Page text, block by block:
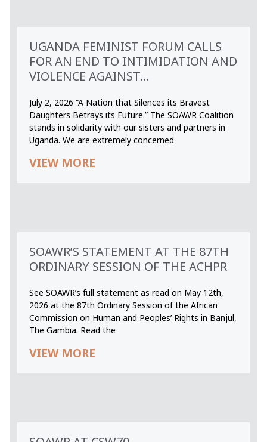
UGANDA FEMINIST FORUM CALLS
FOR AN END TO INTIMIDATION AND
VIOLENCE AGAINST...
July 2, 2026 “A Nation that Silences its Bravest
Daughters Betrays its Future.” The SOAWR Coalition
stands in solidarity with our sisters and partners in
Uganda. We are extremely concerned
VIEW MORE
SOAWR’S STATEMENT AT THE 87TH
ORDINARY SESSION OF THE ACHPR
See SOAWR’s full statement as read on May 12th,
2026 at the 87th Ordinary Session of the African
Commission on Human and Peoples’ Rights in Banjul,
The Gambia. Read the
VIEW MORE